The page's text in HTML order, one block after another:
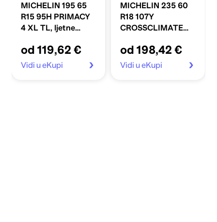
MICHELIN 195 65
R15 95H PRIMACY
4 XL TL, ljetne
od 119,62 €
Vidi u eKupi
MICHELIN 235 60
R18 107Y
CROSSCLIMATE
cjelogodišnje gume
od 198,42 €
Vidi u eKupi